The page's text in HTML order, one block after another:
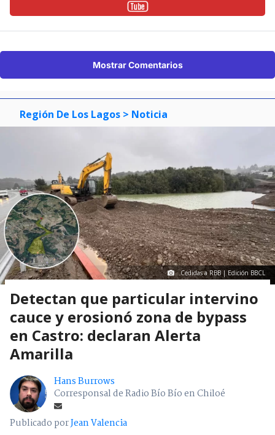
Mostrar Comentarios
Región De Los Lagos > Noticia
Cedidas a RBB | Edición BBCL
Detectan que particular intervino
cauce y erosionó zona de bypass
en Castro: declaran Alerta
Amarilla
Hans Burrows
Corresponsal de Radio Bío Bío en Chiloé
Publicado porJean Valencia